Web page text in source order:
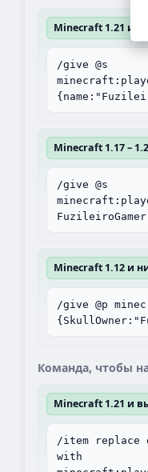
Minecraft 1.21 и
/give @s
Minecraft 1.17 –
/give @s
Minecraft 1.12 и
/give @p
Команда, чтобы
Minecraft 1.21 и
/item replace
with